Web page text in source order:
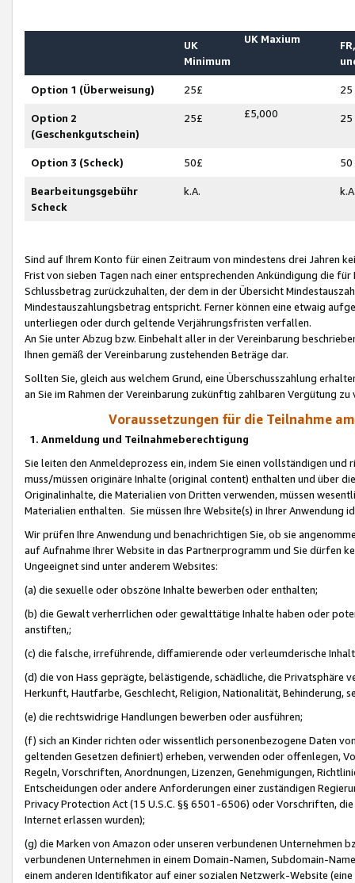
UK
Minimum
UK Maxium
Option 1 (Überweisung) 25£ 25
Option 2
(Geschenkgutschein)
25£ £5,000 25
Option 3 (Scheck) 50£ 50
Bearbeitungsgebühr
Scheck
k.A.
Sind auf Ihrem Konto für einen Zeitraum von mindestens drei Jahren
Frist von sieben Tagen nach einer entsprechenden Ankündigung die
Schlussbetrag zurückzuhalten, der dem in der Übersicht
Mindestauszahlungsbetrag entspricht. Ferner können eine etwaig
unterliegen oder durch geltende Verjährungsfristen verfallen.
An Sie unter Abzug bzw. Einbehalt aller in der Vereinbarung
Ihnen gemäß der Vereinbarung zustehenden Beträge dar.
Sollten Sie, gleich aus welchem Grund, eine Überschusszahlung
an Sie im Rahmen der Vereinbarung zukünftig zahlbaren Vergütung zu
Voraussetzungen für die Teilnahme
1. Anmeldung und Teilnahmeberechtigung
Sie leiten den Anmeldeprozess ein, indem Sie einen vollständigen
muss/müssen originäre Inhalte (original content) enthalten und über
Originalinhalte, die Materialien von Dritten verwenden, müssen
Materialien enthalten. Sie müssen Ihre Website(s) in Ihrer Anwendung
Wir prüfen Ihre Anwendung und benachrichtigen Sie, ob sie
auf Aufnahme Ihrer Website in das Partnerprogramm und Sie dürfen
Ungeeignet sind unter anderem Websites:
(a) die sexuelle oder obszöne Inhalte bewerben oder enthalten;
(b) die Gewalt verherrlichen oder gewalttätige Inhalte haben oder
anstiften,;
(c) die falsche, irreführende, diffamierende oder verleumderische
(d) die von Hass geprägte, belästigende, schädliche, die Privatsphäre
Herkunft, Hautfarbe, Geschlecht, Religion, Nationalität, Behinderung,
(e) die rechtswidrige Handlungen bewerben oder ausführen;
(f) sich an Kinder richten oder wissentlich personenbezogene Daten
geltenden Gesetzen definiert) erheben, verwenden oder offenlegen,
Regeln, Vorschriften, Anordnungen, Lizenzen, Genehmigungen,
Entscheidungen oder andere Anforderungen einer zuständigen
Privacy Protection Act (15 U.S.C. §§ 6501-6506) oder Vorschriften,
Internet erlassen wurden);
(g) die Marken von Amazon oder unseren verbundenen Unternehmen
verbundenen Unternehmen in einem Domain-Namen, Subdomain-
einem anderen Identifikator auf einer sozialen Netzwerk-Website